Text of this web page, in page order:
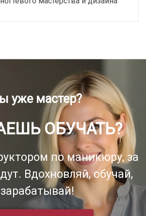
уже мастер?
ОБУЧАТЬ?
по маникюру, за
Вдохновляй, обучай,
зарабатывай!